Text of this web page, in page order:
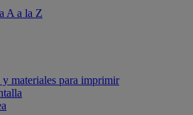
A a la Z
materiales para imprimir